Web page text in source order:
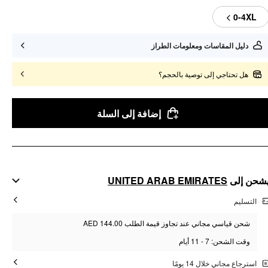
0-4XL
دليل المقاسات ومعلومات الطراز
هل تحتاجي إلى توصية بالحجم؟
إضافة إلى السلة
إلى UNITED ARAB EMIRATES
التسليم
شحن قياسي مجاني عند تجاوز قيمة الطلب AED 144.00
وقت الشحن: 7 - 11 أيام
استرجاع مجاني خلال 14 يومًا